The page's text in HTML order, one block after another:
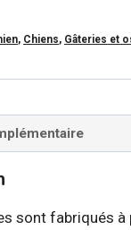
, Chiens, Gâteries et
sont fabriqués à